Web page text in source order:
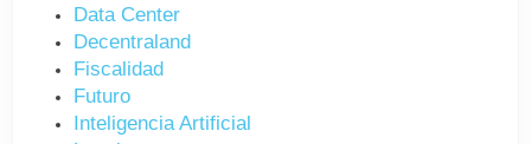
Data Center
Decentraland
Fiscalidad
Futuro
Inteligencia Artificial